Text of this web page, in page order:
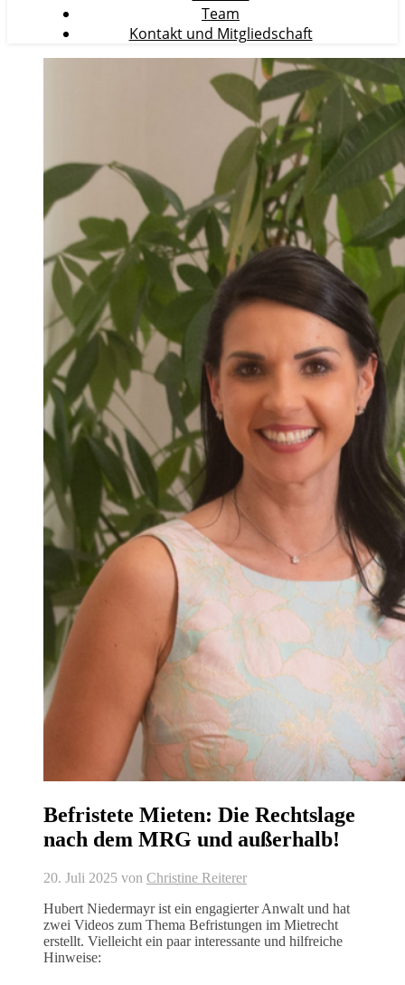
Team
Kontakt und Mitgliedschaft
Befristete Mieten: Die Rechtslage
nach dem MRG und außerhalb!
20. Juli 2025 von Christine Reiterer
Hubert Niedermayr ist ein engagierter Anwalt und hat
zwei Videos zum Thema Befristungen im Mietrecht
erstellt. Vielleicht ein paar interessante und hilfreiche
Hinweise: